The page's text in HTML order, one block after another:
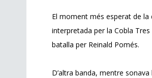
El moment més esperat de
interpretada per la Cobla Tres
batalla per Reinald Pomés.
D’altra banda, mentre